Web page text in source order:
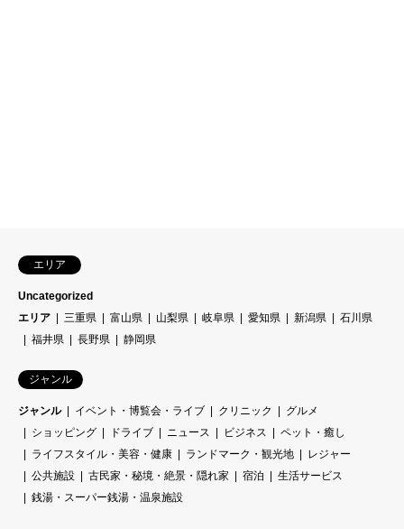
エリア
Uncategorized
エリア
三重県 富山県 山梨県 岐阜県 愛知県 新潟県
石川県
福井県
長野県 静岡県
ジャンル
ジャンル イベント・博覧会・ライブ クリニック
グルメ
ショッピング
ドライブ ニュース ビジネス
ペット・癒し
ライフスタイル・美容・健康
ランドマーク・観光地
レジャー
公共施設
古民家・秘境・絶景・隠れ家 宿泊
生活サービス
銭湯・スーパー銭湯・温泉施設